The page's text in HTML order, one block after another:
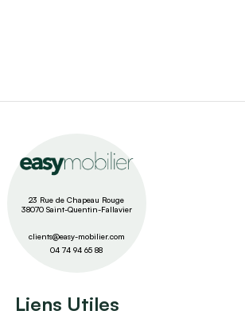
23 Rue de Chapeau Rouge
38070 Saint-Quentin-Fallavier
clients@easy-mobilier.com
04 74 94 65 88
Liens Utiles